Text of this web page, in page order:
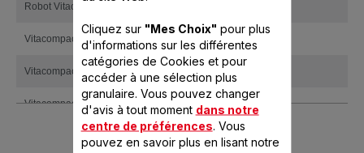
Robot Vitacompact 3L(FP410141)
Vitacompact Metal FP41314F
Vitacompact blanc FP410141
Vitacompact FP415141
FP412141 FOOD PROCESSOR
FP4121
Cliquez sur "Mes Choix" pour plus
d'informations sur les différentes
catégories de Cookies et pour
accéder à une sélection plus
granulaire. Vous pouvez changer
d'avis à tout moment dans notre
centre de préférences . Vous
pouvez en savoir plus en lisant notre